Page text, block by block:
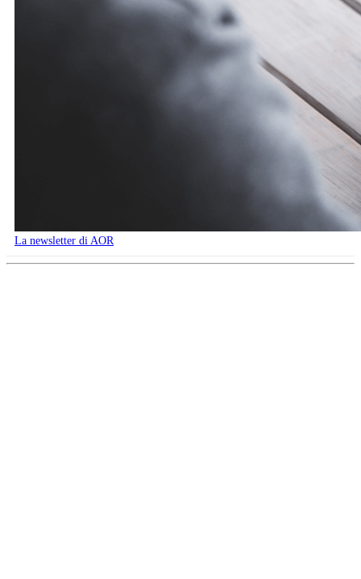
La newsletter di AOR